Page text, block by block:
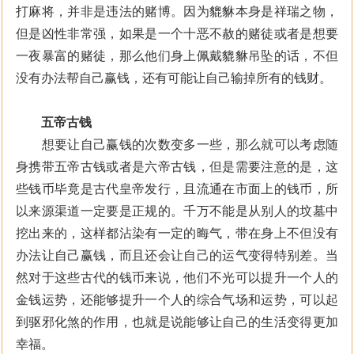
打麻将，并非是违法的赌博。因为貔貅本身是祥瑞之物，
但是凶性非常强，如果是一个十恶不赦的赌徒或者是想要
一夜暴富的赌徒，那么他们身上佩戴貔貅吊坠的话，不但
没有办法帮自己赢钱，还有可能让自己输掉所有的钱财。
五帝古钱
想要让自己赢钱的次数变多一些，那么就可以考虑随
身携带五帝古钱或者是六帝古钱，但是需要注意的是，这
些钱币毕竟是古代皇帝发行，且流通在市面上的钱币，所
以来源渠道一定要是正规的。千万不能是从别人的坟墓中
挖出来的，这样都沾染有一定的晦气，带在身上不但没有
办法让自己赢钱，而且还会让自己的运气变得特别差。当
然对于这些古代的钱币来说，他们不光可以提升一个人的
金钱运势，还能够提升一个人的综合气场和运势，可以起
到驱邪化煞的作用，也就是说能够让自己的生活变得更加
幸福。